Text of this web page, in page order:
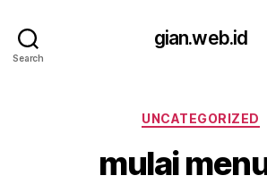
Search
gian.web.id
UNCATEGORIZED
mulai